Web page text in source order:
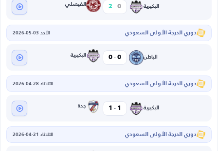
البكيرية 0
-
2 الفيصلي
دوري الدرجة الأولى السعودي الأحد 03-05-2026
الباطن 0
-
0 البكيرية
دوري الدرجة الأولى السعودي الثلاثاء 28-04-2026
البكيرية 1
-
1 جدة
دوري الدرجة الأولى السعودي الثلاثاء 21-04-2026